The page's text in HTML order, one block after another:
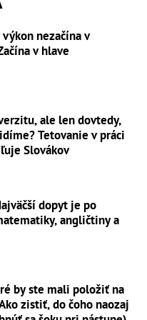
nezačína v
v hlave
ale len dovtedy,
Tetovanie v práci
Slovákov
dopyt je po
angličtiny a
by ste mali položiť na
zistiť, do čoho naozaj